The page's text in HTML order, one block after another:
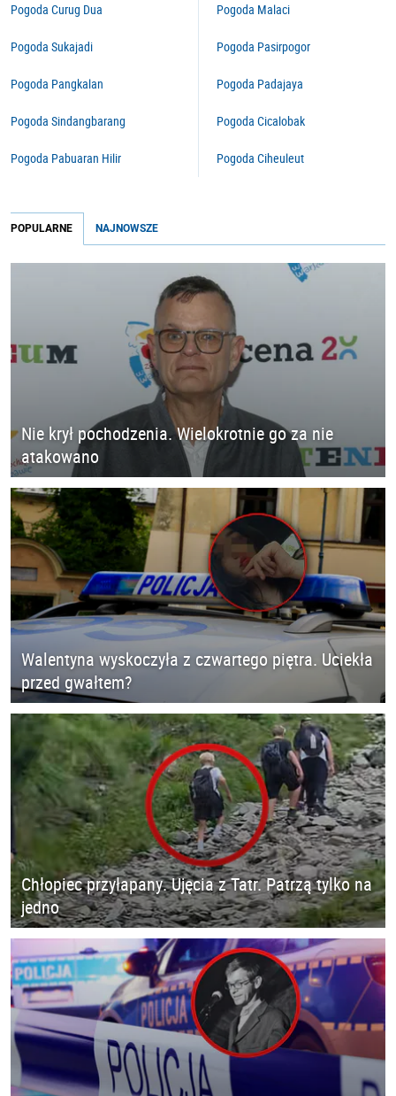
Pogoda Curug Dua
Pogoda Sukajadi
Pogoda Pangkalan
Pogoda Sindangbarang
Pogoda Pabuaran Hilir
Pogoda Malaci
Pogoda Pasirpogor
Pogoda Padajaya
Pogoda Cicalobak
Pogoda Ciheuleut
POPULARNE NAJNOWSZE
Nie krył pochodzenia. Wielokrotnie go za nie
atakowano
Walentyna wyskoczyła z czwartego piętra. Uciekła
przed gwałtem?
Chłopiec przyłapany. Ujęcia z Tatr. Patrzą tylko na
jedno